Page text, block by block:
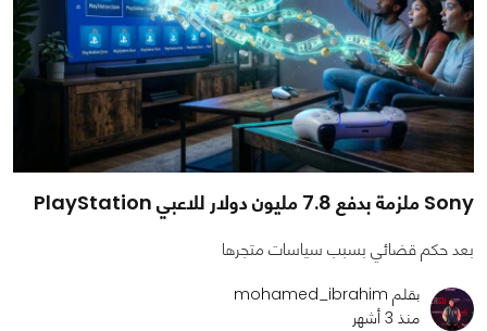
Sony ملزمة بدفع 7.8 مليون دولار للاعبي PlayStation
بعد حكم قضائي بسبب سياسات متجرها
بقلم mohamed_ibrahim
منذ 3 أشهر